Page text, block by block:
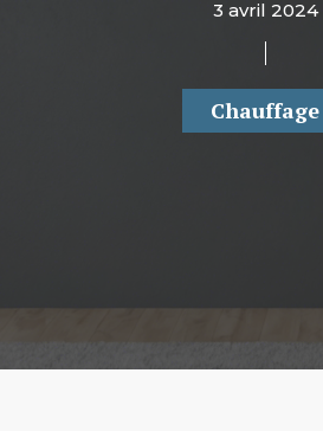
3 avril 2024
Chauffage